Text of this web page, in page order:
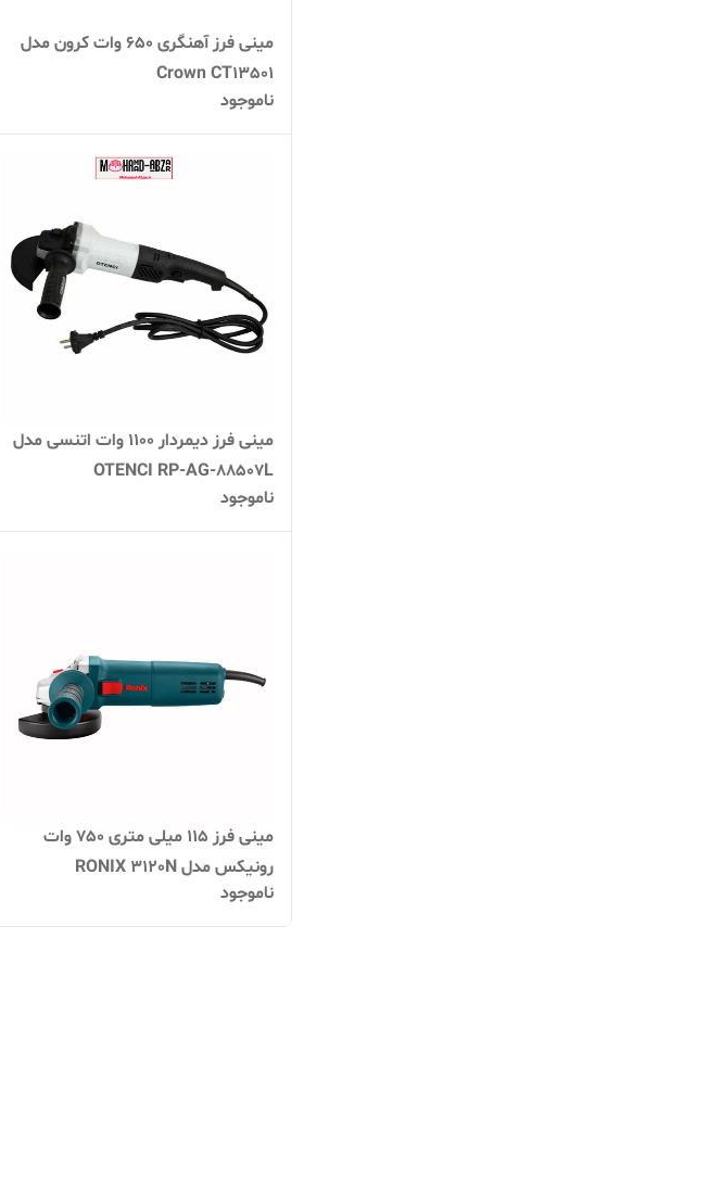
مینی فرز آهنگری 650 وات کرون مدل
Crown CT13501
ناموجود
مینی فرز دیمردار 1100 وات اتنسی مدل
OTENCI RP-AG-88507L
ناموجود
مینی فرز 115 میلی متری 750 وات
رونیکس مدل RONIX 3120N
ناموجود